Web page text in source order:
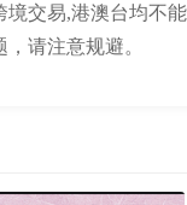
境交易,港澳台均不
请注意规避。